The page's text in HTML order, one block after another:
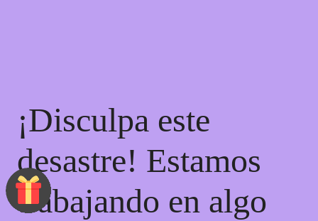
¡Disculpa este
desastre! Estamos
trabajando en algo